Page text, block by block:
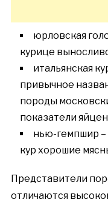
юрловская
курице
итальянская
привычное
породы
показатели
нью-гемпшир –
кур хорошие
Представители
отличаются